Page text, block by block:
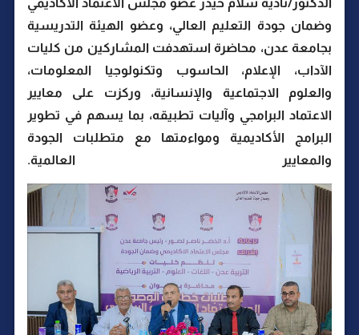
وضمان جودة التعليم العالي، وعضو الهيئة التدريسية
بجامعة عدن، محاضرة استهدفت المشاركين من كليات
الآداب، الإعلام، الحاسوب وتكنولوجيا المعلومات،
والعلوم الاجتماعية والإنسانية، وركزت على معايير
الاعتماد البرامجي وآليات تطبيقه، بما يسهم في تطوير
البرامج الأكاديمية ومواءمتها مع متطلبات الجودة
والمعايير العالمية.